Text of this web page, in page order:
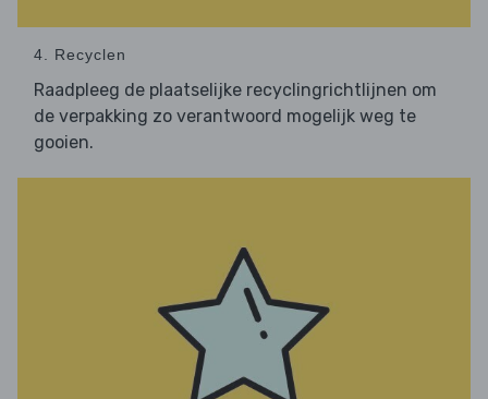
4. Recyclen
Raadpleeg de plaatselijke recyclingrichtlijnen om
de verpakking zo verantwoord mogelijk weg te
gooien.